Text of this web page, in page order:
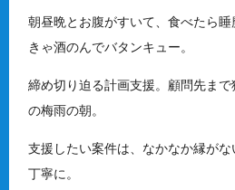
朝昼晩とお腹がすいて、食べたら
きゃ酒のんでバタンキュー。
締め切り迫る計画支援。顧問先ま
の梅雨の朝。
支援したい案件は、なかなか縁が
丁寧に。